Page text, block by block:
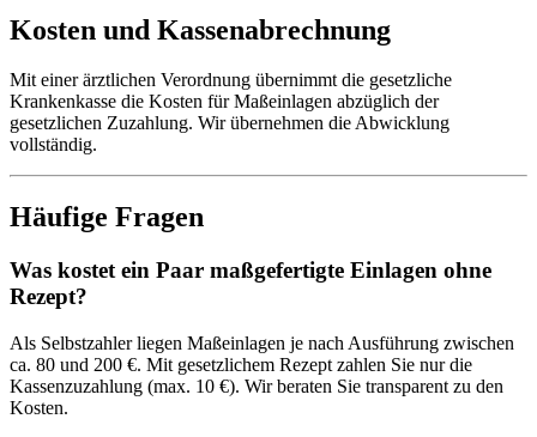
Kosten und Kassenabrechnung
Mit einer ärztlichen Verordnung übernimmt die gesetzliche
Krankenkasse die Kosten für Maßeinlagen abzüglich der
gesetzlichen Zuzahlung. Wir übernehmen die Abwicklung
vollständig.
Häufige Fragen
Was kostet ein Paar maßgefertigte Einlagen ohne
Rezept?
Als Selbstzahler liegen Maßeinlagen je nach Ausführung zwischen
ca. 80 und 200 €. Mit gesetzlichem Rezept zahlen Sie nur die
Kassenzuzahlung (max. 10 €). Wir beraten Sie transparent zu den
Kosten.